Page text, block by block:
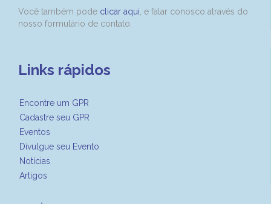
Você também pode clicar aqui, e falar conosco através do
nosso formulário de contato.
Links rápidos
Encontre um GPR
Cadastre seu GPR
Eventos
Divulgue seu Evento
Notícias
Artigos